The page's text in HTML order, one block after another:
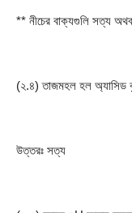
** নীচের বাক্যগুলি সত্য
(২.৪) তাজমহল হল অ্যাসিড
উত্তরঃ সত্য